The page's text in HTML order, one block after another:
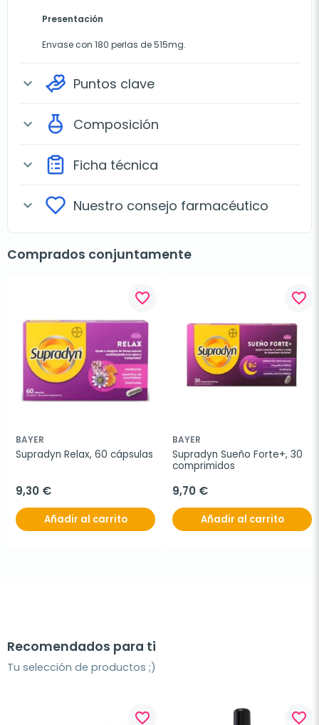
Presentación
Envase con 180 perlas de 515mg.
expand_more Puntos clave
expand_more Composición
expand_more Ficha técnica
expand_more Nuestro consejo farmacéutico
Comprados conjuntamente
favorite_border
BAYER
Supradyn Relax, 60 cápsulas
9,30 €
Añadir al carrito
favorite_border
BAYER
Supradyn Sueño Forte+, 30
comprimidos
9,70 €
Añadir al carrito
Recomendados para ti
Tu selección de productos ;)
favorite_border favorite_border